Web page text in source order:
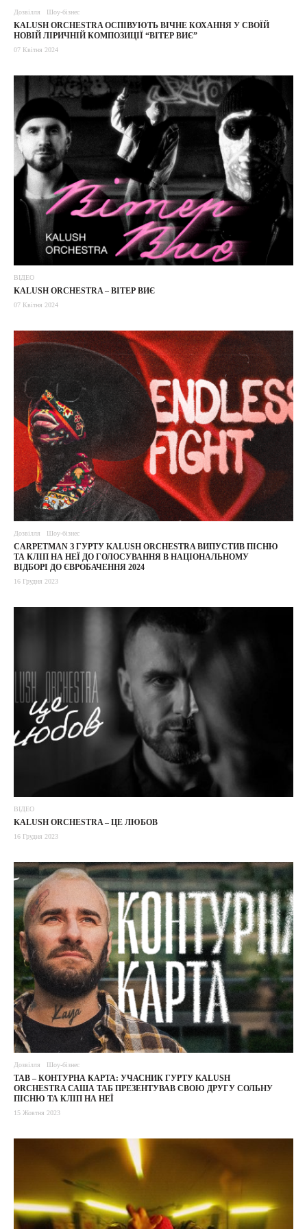
Дозвілля Шоу-бізнес
KALUSH ORCHESTRA ОСПІВУЮТЬ ВІЧНЕ КОХАННЯ У СВОЇЙ
НОВІЙ ЛІРИЧНІЙ КОМПОЗИЦІЇ “ВІТЕР ВИЄ”
07 Квітня 2024
ВІДЕО
KALUSH ORCHESTRA – ВІТЕР ВИЄ
07 Квітня 2024
Дозвілля Шоу-бізнес
CARPETMAN З ГУРТУ KALUSH ORCHESTRA ВИПУСТИВ ПІСНЮ
ТА КЛІП НА НЕЇ ДО ГОЛОСУВАННЯ В НАЦІОНАЛЬНОМУ
ВІДБОРІ ДО ЄВРОБАЧЕННЯ 2024
16 Грудня 2023
ВІДЕО
KALUSH ORCHESTRA – ЦЕ ЛЮБОВ
16 Грудня 2023
Дозвілля Шоу-бізнес
TAB – КОНТУРНА КАРТА: УЧАСНИК ГУРТУ KALUSH
ORCHESTRA САША ТАБ ПРЕЗЕНТУВАВ СВОЮ ДРУГУ СОЛЬНУ
ПІСНЮ ТА КЛІП НА НЕЇ
15 Жовтня 2023